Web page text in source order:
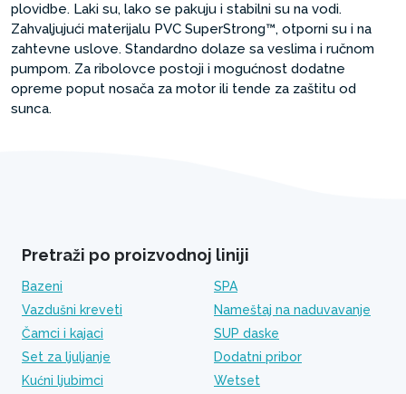
plovidbe. Laki su, lako se pakuju i stabilni su na vodi.
Zahvaljujući materijalu PVC SuperStrong™, otporni su i na
zahtevne uslove. Standardno dolaze sa veslima i ručnom
pumpom. Za ribolovce postoji i mogućnost dodatne
opreme poput nosača za motor ili tende za zaštitu od
sunca.
Pretraži po proizvodnoj liniji
Bazeni
SPA
Vazdušni kreveti
Nameštaj na naduvavanje
Čamci i kajaci
SUP daske
Set za ljuljanje
Dodatni pribor
Kućni ljubimci
Wetset